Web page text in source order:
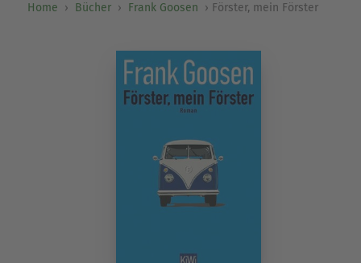
Home
Bücher Frank Goosen Förster, mein Förster